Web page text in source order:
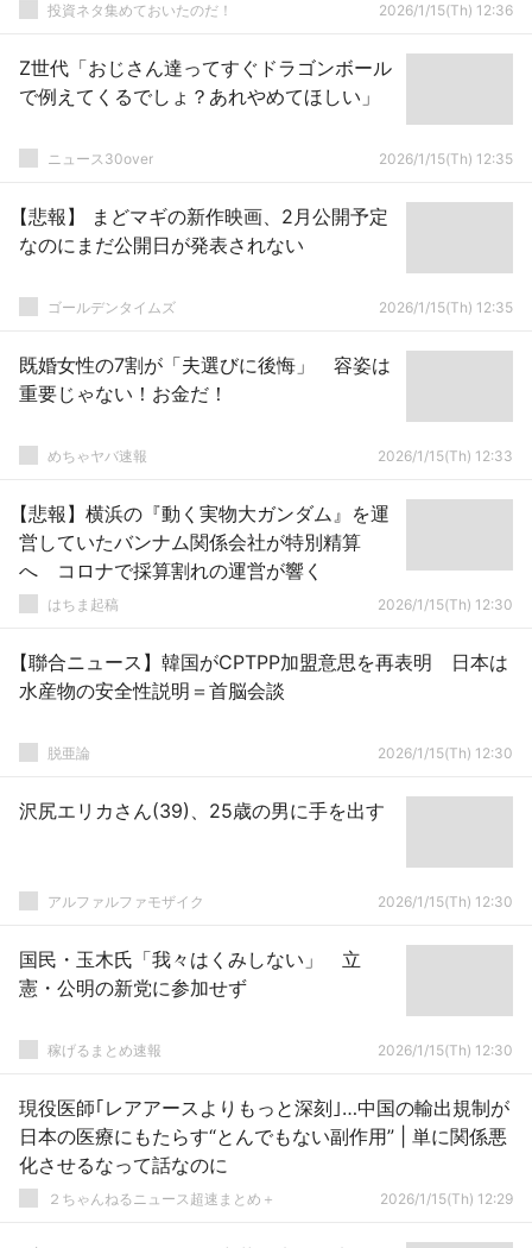
投資ネタ集めておいたのだ！ 2026/1/15(Th) 12:36
Z世代「おじさん達ってすぐドラゴンボール
で例えてくるでしょ？あれやめてほしい」
ニュース30over 2026/1/15(Th) 12:35
【悲報】 まどマギの新作映画、2月公開予定
なのにまだ公開日が発表されない
ゴールデンタイムズ 2026/1/15(Th) 12:35
既婚女性の7割が「夫選びに後悔」 容姿は
重要じゃない！お金だ！
めちゃヤバ速報 2026/1/15(Th) 12:33
【悲報】横浜の『動く実物大ガンダム』を運
営していたバンナム関係会社が特別精算
へ コロナで採算割れの運営が響く
はちま起稿 2026/1/15(Th) 12:30
【聯合ニュース】韓国がCPTPP加盟意思を再表明 日本は
水産物の安全性説明＝首脳会談
脱亜論 2026/1/15(Th) 12:30
沢尻エリカさん(39)、25歳の男に手を出す
アルファルファモザイク 2026/1/15(Th) 12:30
国民・玉木氏「我々はくみしない」 立
憲・公明の新党に参加せず
稼げるまとめ速報 2026/1/15(Th) 12:30
現役医師｢レアアースよりもっと深刻｣…中国の輸出規制が
日本の医療にもたらす“とんでもない副作用” | 単に関係悪
化させるなって話なのに
２ちゃんねるニュース超速まとめ＋ 2026/1/15(Th) 12:29